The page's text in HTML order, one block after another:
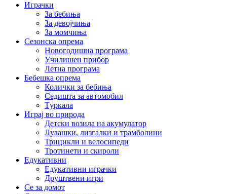
Играчки
За бебиња
За девојчиња
За момчиња
Сезонска опрема
Новогодишна програма
Училишен прибор
Летна програма
Бебешка опрема
Колички за бебиња
Седишта за автомобил
Tуркала
Играј во природа
Детски возила на акумулатор
Лулашки, лизгалки и трамболини
Трицикли и велосипеди
Тротинети и скироли
Едукативни
Едукативни играчки
Друштвени игри
Се за домот